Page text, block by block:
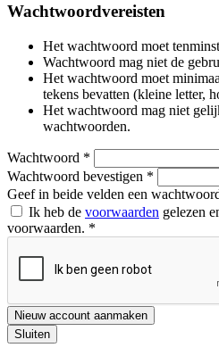
Wachtwoordvereisten
Het wachtwoord moet
Wachtwoord mag niet de
Het wachtwoord moet
tekens bevatten (kleine letter,
Het wachtwoord mag niet
wachtwoorden.
Wachtwoord *
Wachtwoord bevestigen *
Geef in beide velden een
Ik heb de voorwaarden gelezen
voorwaarden. *
Nieuw account aanmaken
Sluiten